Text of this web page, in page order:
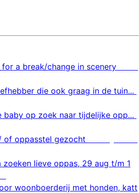
a break/change in scenery
die ook graag in de tuin...
baby op zoek naar tijdelijke opp...
of oppasstel gezocht
zoeken lieve oppas, 29 aug t/m 1
woonboerderij met honden, katt